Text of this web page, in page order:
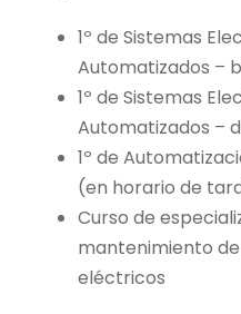
1º de Sistemas
Automatizados –
1º de Sistemas
Automatizados –
1º de
(en horario de
Curso de
mantenimiento
eléctricos